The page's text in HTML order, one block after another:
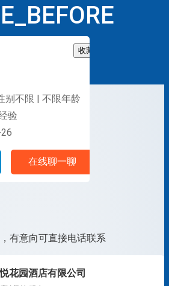
收藏
别不限 | 不限年龄
验
在线聊一聊
有意向可直接电话联系
花园酒店有限公司